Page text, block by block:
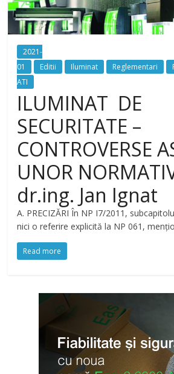
2021-
01
Editii Iluminat Reglementari
ATI
ILUMINAT DE
SECURITATE –
CONTROVERSE
UNOR
dr.ing. Jan Ignat
A. PRECIZĂRI În NP I7/2011,
nici o referire explicită la NP 061,
Read more